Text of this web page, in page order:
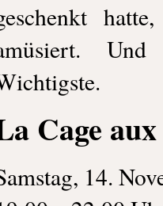
Cage
14.